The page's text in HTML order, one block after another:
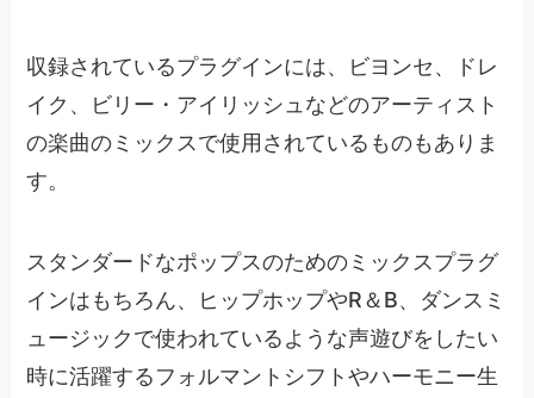
収録されているプラグインには、ビヨンセ、ドレ
イク、ビリー・アイリッシュなどのアーティスト
の楽曲のミックスで使用されているものもありま
す。
スタンダードなポップスのためのミックスプラグ
インはもちろん、ヒップホップやR＆B、ダンスミ
ュージックで使われているような声遊びをしたい
時に活躍するフォルマントシフトやハーモニー生